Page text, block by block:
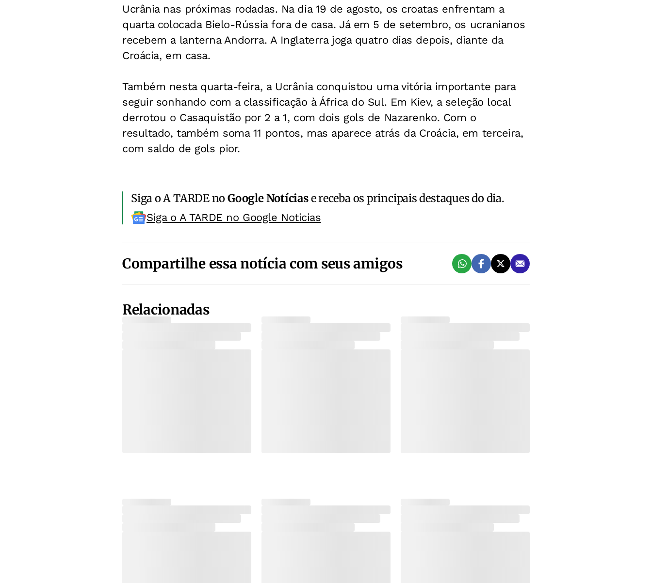
Ucrânia nas próximas rodadas. Na dia 19 de agosto, os croatas enfrentam a
quarta colocada Bielo-Rússia fora de casa. Já em 5 de setembro, os ucranianos
recebem a lanterna Andorra. A Inglaterra joga quatro dias depois, diante da
Croácia, em casa.
Também nesta quarta-feira, a Ucrânia conquistou uma vitória importante para
seguir sonhando com a classificação à África do Sul. Em Kiev, a seleção local
derrotou o Casaquistão por 2 a 1, com dois gols de Nazarenko. Com o
resultado, também soma 11 pontos, mas aparece atrás da Croácia, em terceira,
com saldo de gols pior.
Siga o A TARDE noGoogle Notíciase receba os principais destaques do dia.
Siga o A TARDE no Google Noticias
Compartilhe essa notícia com seus amigos
Relacionadas